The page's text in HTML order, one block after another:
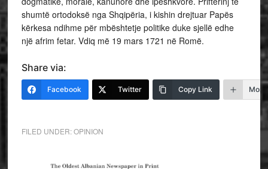
shumtë ortodoksë nga Shqipëria, i kishin drejtuar Papës
kërkesa ndihme për mbështetje politike duke sjellë edhe
një afrim fetar. Vdiq më 19 mars 1721 në Romë.
Share via:
Facebook Twitter Copy Link More
FILED UNDER:OPINION